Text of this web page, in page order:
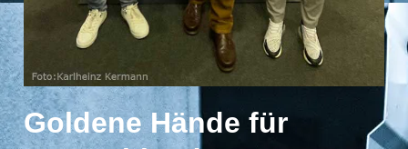
Goldene Hände für